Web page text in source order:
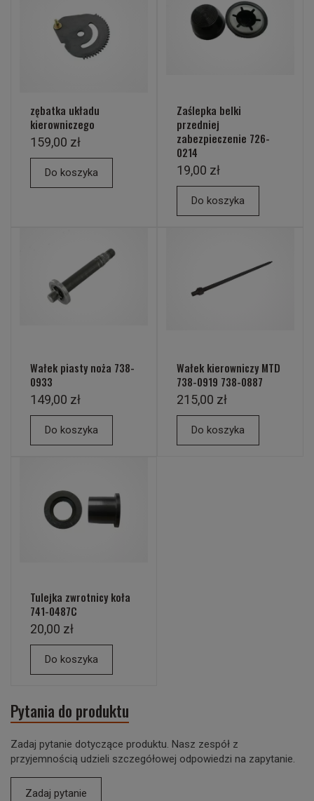
zębatka układu
kierowniczego
159,00 zł
Do koszyka
Zaślepka belki
przedniej
zabezpieczenie 726-
0214
19,00 zł
Do koszyka
Wałek piasty noża 738-
0933
149,00 zł
Do koszyka
Wałek kierowniczy MTD
738-0919 738-0887
215,00 zł
Do koszyka
Tulejka zwrotnicy koła
741-0487C
20,00 zł
Do koszyka
Pytania do produktu
Zadaj pytanie dotyczące produktu. Nasz zespół z
przyjemnością udzieli szczegółowej odpowiedzi na zapytanie.
Zadaj pytanie